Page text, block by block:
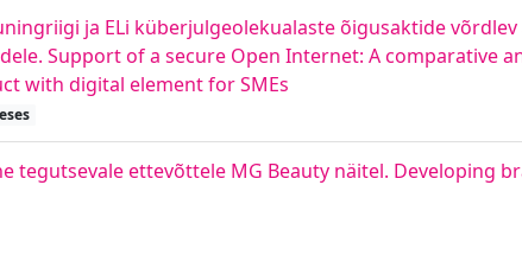
ja ELi küberjulgeolekualaste õigusaktide
Support of a secure Open Internet: A comparative
with digital element for SMEs
tegutsevale ettevõttele MG Beauty näitel. Developing